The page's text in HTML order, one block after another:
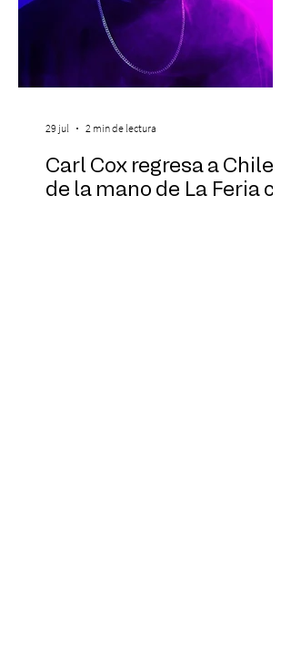
Carl Cox regresa a Chile
de la mano de La Feria con
29 jul 2 min de lectura